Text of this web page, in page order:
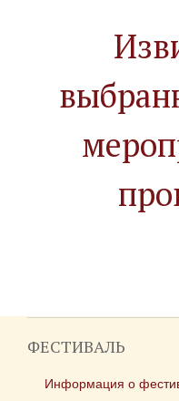
ФЕСТИВАЛЬ
Информация о